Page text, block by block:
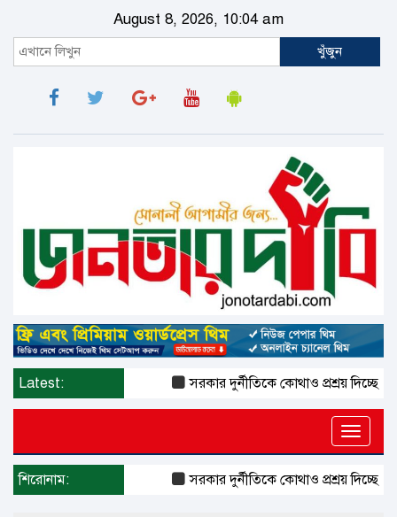
August 8, 2026, 10:04 am
খুঁজুন
Latest: সরকার দুর্নীতিকে কোথাও প্রশ্রয় দিচ্ছে না
Toggle
শিরোনাম: সরকার দুর্নীতিকে কোথাও প্রশ্রয় দিচ্ছে না